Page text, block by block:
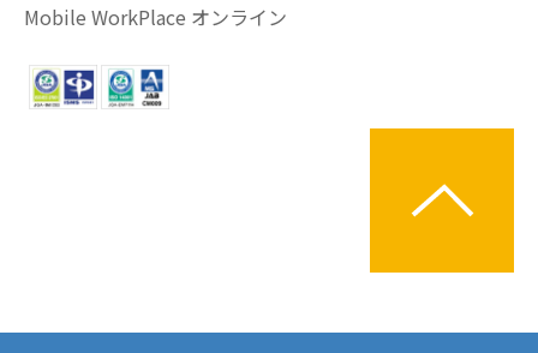
Mobile WorkPlace オンライン